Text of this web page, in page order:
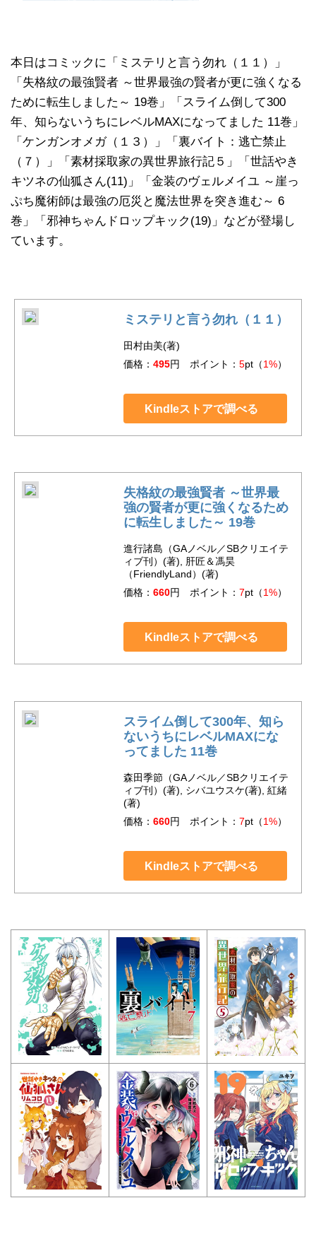
本日はコミックに「ミステリと言う勿れ（１１）」
「失格紋の最強賢者 ～世界最強の賢者が更に強くなる
ために転生しました～ 19巻」「スライム倒して300
年、知らないうちにレベルMAXになってました 11巻」
「ケンガンオメガ（１３）」「裏バイト：逃亡禁止
（７）」「素材採取家の異世界旅行記５」「世話やき
キツネの仙狐さん(11)」「金装のヴェルメイユ ～崖っ
ぷち魔術師は最強の厄災と魔法世界を突き進む～ 6
巻」「邪神ちゃんドロップキック(19)」などが登場し
ています。
ミステリと言う勿れ（１１）
田村由美(著)
価格： 495円 ポイント： 5pt（1%）
Kindleストアで調べる
失格紋の最強賢者 ～世界最
強の賢者が更に強くなるため
に転生しました～ 19巻
進行諸島（GAノベル／SBクリエイテ
ィブ刊）(著), 肝匠＆馮昊
（FriendlyLand）(著)
価格： 660円 ポイント： 7pt（1%）
Kindleストアで調べる
スライム倒して300年、知ら
ないうちにレベルMAXにな
ってました 11巻
森田季節（GAノベル／SBクリエイテ
ィブ刊）(著), シバユウスケ(著), 紅緒
(著)
価格： 660円 ポイント： 7pt（1%）
Kindleストアで調べる